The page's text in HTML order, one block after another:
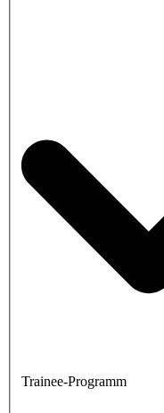
Trainee-Programm